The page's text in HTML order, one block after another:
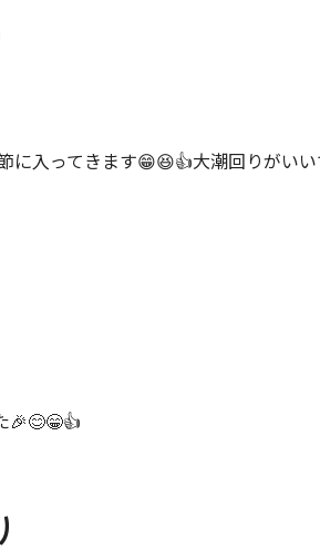
に入ってきます😁😆👍大潮回りがい
🎉😊😁👍